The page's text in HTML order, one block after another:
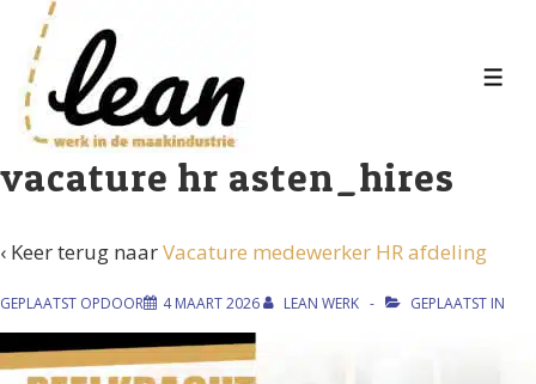
Doorgaan
naar
hoofdinhoud
vacature hr asten_hires
‹ Keer terug naarVacature medewerker HR afdeling
GEPLAATST OPDOOR 4 MAART 2026 LEAN WERK GEPLAATST IN